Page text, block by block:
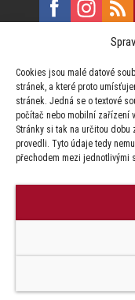
Cookies jsou malé datové
stránek, a které proto
stránek. Jedná se o textové
počítač nebo mobilní zařízení
Stránky si tak na určitou dobu
provedli. Tyto údaje tedy
přechodem mezi jednotlivými
Vinohradská 190,
Za publikovaný
Factory s.r.o.